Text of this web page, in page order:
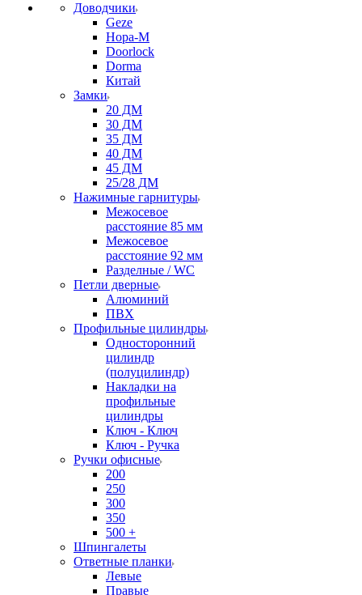
Доводчики
Geze
Нора-М
Doorlock
Dorma
Китай
Замки
20 ДМ
30 ДМ
35 ДМ
40 ДМ
45 ДМ
25/28 ДМ
Нажимные гарнитуры
Межосевое
расстояние 85 мм
Межосевое
расстояние 92 мм
Разделные / WC
Петли дверные
Алюминий
ПВХ
Профильные цилиндры
Односторонний
цилиндр
(полуцилиндр)
Накладки на
профильные
цилиндры
Ключ - Ключ
Ключ - Ручка
Ручки офисные
200
250
300
350
500 +
Шпингалеты
Ответные планки
Левые
Правые